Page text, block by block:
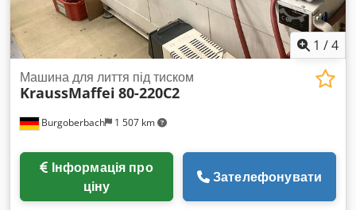
1 /4
Burgoberbach 1 507 km
Машина для лиття під тиском
KraussMaffei 80-220C2
ціну
Зателефонувати